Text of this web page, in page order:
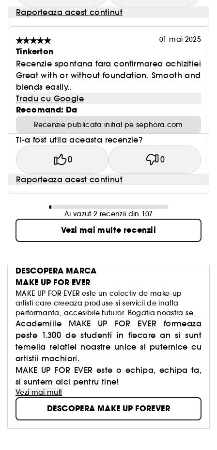
FIDEL PENTRU TOTDEAUNA
Ambalajul sau este conceput ecologic, cu un
capac bio-sursă, un recipient din sticla reciclata
si reciclabila
Ambalajul exterior este conform cu FSC***.
O FORMULA IMBUNATATITA
Formula fondului nostru de ten pudra nu contine
ingrediente de origina animala
CUM ITI POTI GASI NUANTA SECUNDARA?
Este simplu: analizeaza-ti venele. Ce culoare au?
Daca venele tale sunt albastre, ai subtonuri reci,
nuanta ta incepe cu R.
Daca venele tale sunt verzi, ai subtonuri calde,
nuanta ta incepe cu Y.
Daca venele au o culoare cuprinsa intre acestea,
ai subtonuri neutre, nuanta ta incepe cu N.
*TEST INSTRUMENTAL PE 30 DE SUBIECTI
Vegan :Produse realizate cu ingrediente naturale.
Raporteaza acest continut
01 mai 2025
Tinkerton
Recenzie spontana fara confirmarea achizitiei
Great with or without foundation. Smooth and
blends easily..
Tradu cu Google
Recomand: Da
Recenzie publicata initial pe sephora.com
Ti-a fost utila aceasta recenzie?
0 0
Raporteaza acest continut
Ai vazut 2 recenzii din 107
Vezi mai multe recenzii
DESCOPERA MARCA
MAKE UP FOR EVER
MAKE UP FOR EVER este un colectiv de make-up
artisti care creeaza produse si servicii de inalta
performanta, accesibile tuturor. Bogatia noastra se
trage din diversitate si individualitate, iar noi
incurajam oamenii sa isi dezvaluie si sa isi
accentueze unicitatea.
Academiile MAKE UP FOR EVER formeaza
peste 1.300 de studenti in fiecare an si sunt
temelia relatiei noastre unice si puternice cu
artistii machiori.
MAKE UP FOR EVER este o echipa, echipa ta,
si suntem aici pentru tine!
Vezi mai mult
DESCOPERA MAKE UP FOREVER